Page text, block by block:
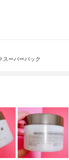
スーパーパック